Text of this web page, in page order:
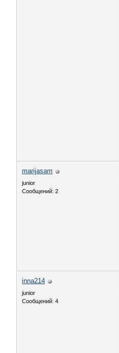
marijasam
junior
Сообщений: 2
inna214
junior
Сообщений: 4